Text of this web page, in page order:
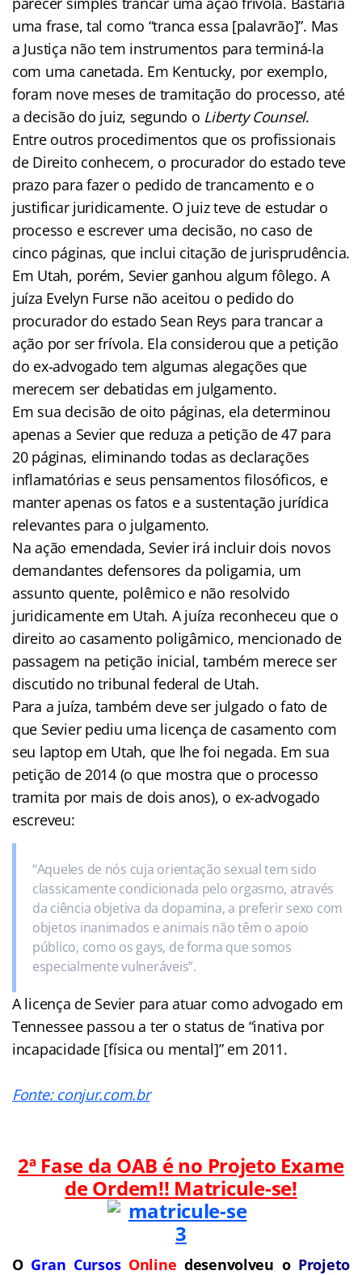
uma frase, tal como “tranca essa [palavrão]”. Mas
a Justiça não tem instrumentos para terminá-la
com uma canetada. Em Kentucky, por exemplo,
foram nove meses de tramitação do processo, até
a decisão do juiz, segundo o Liberty Counsel.
Entre outros procedimentos que os profissionais
de Direito conhecem, o procurador do estado teve
prazo para fazer o pedido de trancamento e o
justificar juridicamente. O juiz teve de estudar o
processo e escrever uma decisão, no caso de
cinco páginas, que inclui citação de jurisprudência.
Em Utah, porém, Sevier ganhou algum fôlego. A
juíza Evelyn Furse não aceitou o pedido do
procurador do estado Sean Reys para trancar a
ação por ser frívola. Ela considerou que a petição
do ex-advogado tem algumas alegações que
merecem ser debatidas em julgamento.
Em sua decisão de oito páginas, ela determinou
apenas a Sevier que reduza a petição de 47 para
20 páginas, eliminando todas as declarações
inflamatórias e seus pensamentos filosóficos, e
manter apenas os fatos e a sustentação jurídica
relevantes para o julgamento.
Na ação emendada, Sevier irá incluir dois novos
demandantes defensores da poligamia, um
assunto quente, polêmico e não resolvido
juridicamente em Utah. A juíza reconheceu que o
direito ao casamento poligâmico, mencionado de
passagem na petição inicial, também merece ser
discutido no tribunal federal de Utah.
Para a juíza, também deve ser julgado o fato de
que Sevier pediu uma licença de casamento com
seu laptop em Utah, que lhe foi negada. Em sua
petição de 2014 (o que mostra que o processo
tramita por mais de dois anos), o ex-advogado
escreveu:
“Aqueles de nós cuja orientação sexual tem sido
classicamente condicionada pelo orgasmo, através
da ciência objetiva da dopamina, a preferir sexo com
objetos inanimados e animais não têm o apoio
público, como os gays, de forma que somos
especialmente vulneráveis”.
A licença de Sevier para atuar como advogado em
Tennessee passou a ter o status de “inativa por
incapacidade [física ou mental]” em 2011.
Fonte: conjur.com.br
2ª Fase da OAB é no Projeto Exame
de Ordem!! Matricule-se!
O Gran Cursos Online desenvolveu o Projeto